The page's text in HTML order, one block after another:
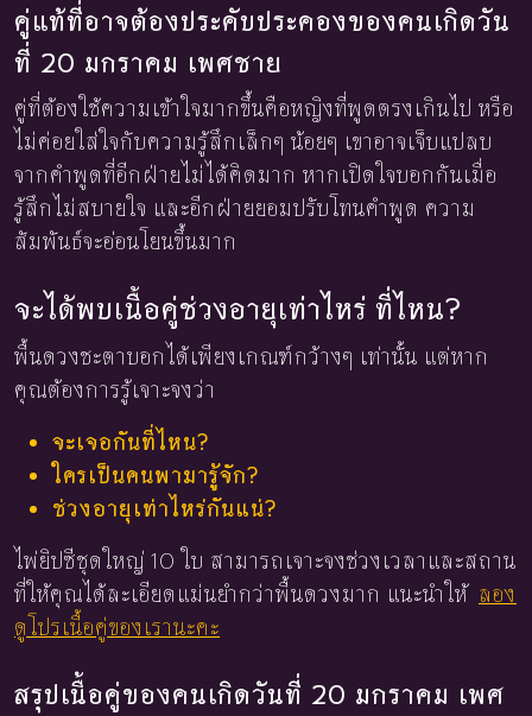
คู่แท้ที่อาจต้องประคับประคองของคนเกิดวัน
ที่ 20 มกราคม เพศชาย
คู่ที่ต้องใช้ความเข้าใจมากขึ้นคือหญิงที่พูดตรงเกินไป หรือ
ไม่ค่อยใส่ใจกับความรู้สึกเล็กๆ น้อยๆ เขาอาจเจ็บแปลบ
จากคำพูดที่อีกฝ่ายไม่ได้คิดมาก หากเปิดใจบอกกันเมื่อ
รู้สึกไม่สบายใจ และอีกฝ่ายยอมปรับโทนคำพูด ความ
สัมพันธ์จะอ่อนโยนขึ้นมาก
จะได้พบเนื้อคู่ช่วงอายุเท่าไหร่ ที่ไหน?
พื้นดวงชะตาบอกได้เพียงเกณฑ์กว้างๆ เท่านั้น แต่หาก
คุณต้องการรู้เจาะจงว่า
จะเจอกันที่ไหน?
ใครเป็นคนพามารู้จัก?
ช่วงอายุเท่าไหร่กันแน่?
ไพ่ยิปซีชุดใหญ่ 10 ใบ สามารถเจาะจงช่วงเวลาและสถาน
ที่ให้คุณได้ละเอียดแม่นยำกว่าพื้นดวงมาก แนะนำให้ ลอง
ดูโปรเนื้อคู่ของเรานะคะ
สรุปเนื้อคู่ของคนเกิดวันที่ 20 มกราคม เพศ